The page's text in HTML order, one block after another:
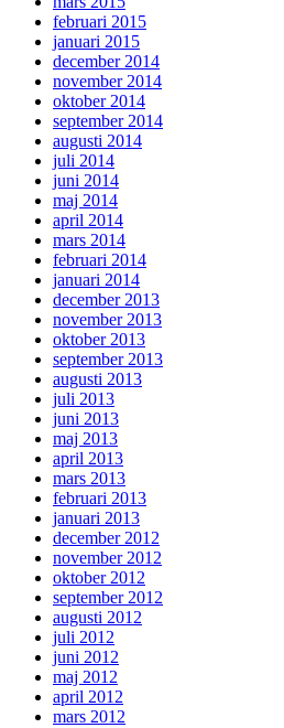
februari 2015
januari 2015
december 2014
november 2014
oktober 2014
september 2014
augusti 2014
juli 2014
juni 2014
maj 2014
april 2014
mars 2014
februari 2014
januari 2014
december 2013
november 2013
oktober 2013
september 2013
augusti 2013
juli 2013
juni 2013
maj 2013
april 2013
mars 2013
februari 2013
januari 2013
december 2012
november 2012
oktober 2012
september 2012
augusti 2012
juli 2012
juni 2012
maj 2012
april 2012
mars 2012